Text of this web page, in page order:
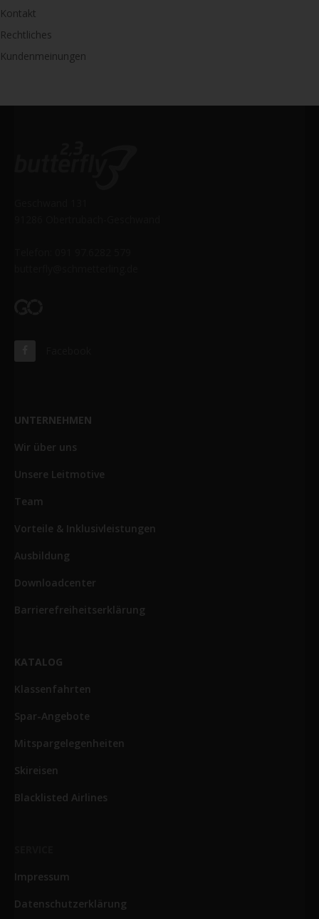
Kontakt
Rechtliches
Kundenmeinungen
UNTERNEHMEN
Wir über uns
Unsere Leitmotive
Team
Vorteile & Inklusivleistungen
Ausbildung
Downloadcenter
Barrierefreiheitserklärung
KATALOG
Klassenfahrten
Spar-Angebote
Mitspargelegenheiten
Skireisen
Blacklisted Airlines
Impressum
Datenschutzerklärung